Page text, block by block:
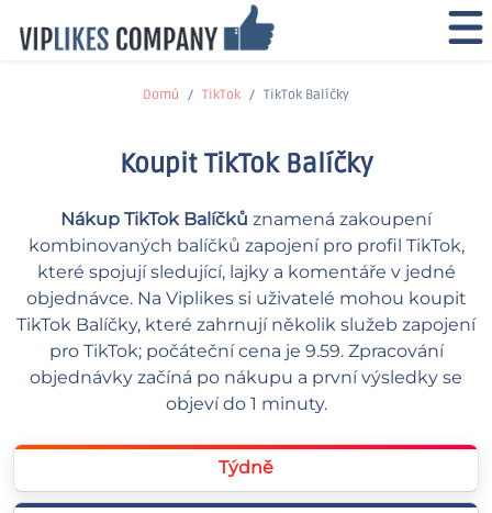
Domů TikTok TikTok Balíčky
Koupit TikTok Balíčky
Nákup TikTok Balíčků znamená zakoupení
kombinovaných balíčků zapojení pro profil TikTok,
které spojují sledující, lajky a komentáře v jedné
objednávce. Na Viplikes si uživatelé mohou koupit
TikTok Balíčky, které zahrnují několik služeb zapojení
pro TikTok; počáteční cena je 9.59. Zpracování
objednávky začíná po nákupu a první výsledky se
objeví do 1 minuty.
Týdně